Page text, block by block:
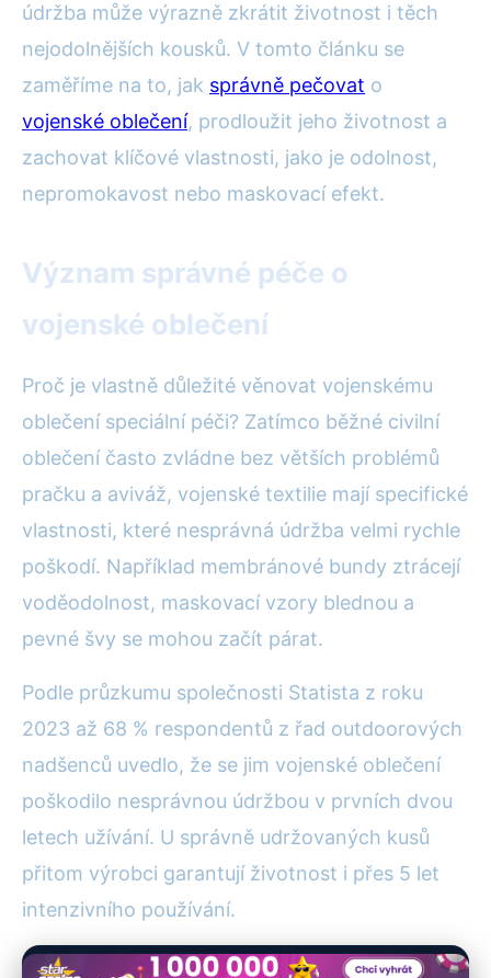
údržba může výrazně zkrátit životnost i těch
nejodolnějších kousků. V tomto článku se
zaměříme na to, jak správně pečovat o
vojenské oblečení, prodloužit jeho životnost a
zachovat klíčové vlastnosti, jako je odolnost,
nepromokavost nebo maskovací efekt.
Význam správné péče o
vojenské oblečení
Proč je vlastně důležité věnovat vojenskému
oblečení speciální péči? Zatímco běžné civilní
oblečení často zvládne bez větších problémů
pračku a aviváž, vojenské textilie mají specifické
vlastnosti, které nesprávná údržba velmi rychle
poškodí. Například membránové bundy ztrácejí
voděodolnost, maskovací vzory blednou a
pevné švy se mohou začít párat.
Podle průzkumu společnosti Statista z roku
2023 až 68 % respondentů z řad outdoorových
nadšenců uvedlo, že se jim vojenské oblečení
poškodilo nesprávnou údržbou v prvních dvou
letech užívání. U správně udržovaných kusů
přitom výrobci garantují životnost i přes 5 let
intenzivního používání.